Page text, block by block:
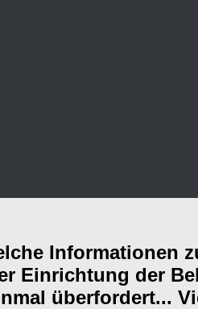
Informationen
Einrichtung der
überfordert...